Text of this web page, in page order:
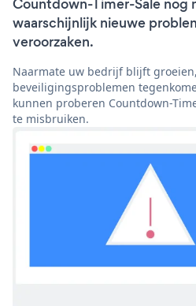
waarschijnlijk nieuwe
veroorzaken.
Naarmate uw bedrijf blijft
beveiligingsproblemen
kunnen proberen Countdown-
te misbruiken.